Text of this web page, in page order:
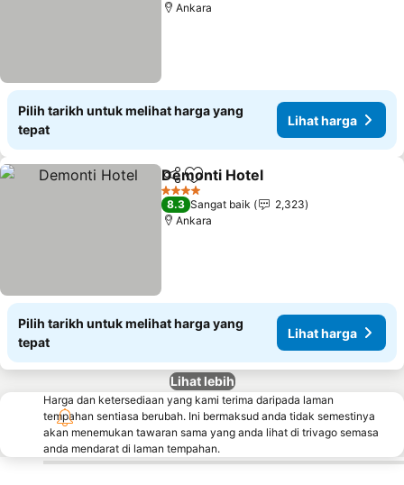
Ankara
Pilih tarikh untuk melihat harga yang
tepat
Lihat harga
KongsiTambah ke favorit
Demonti Hotel
4 Bintang
8.3 Sangat baik
2,323
Ankara
Pilih tarikh untuk melihat harga yang
tepat
Lihat harga
Lihat lebih
Harga dan ketersediaan yang kami terima daripada laman
tempahan sentiasa berubah. Ini bermaksud anda tidak semestinya
akan menemukan tawaran sama yang anda lihat di trivago semasa
anda mendarat di laman tempahan.